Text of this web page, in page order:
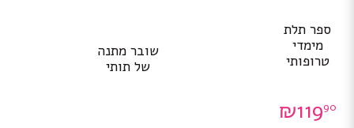
ספר תלת
מימדי
טרופותי
₪11990
שובר מתנה
של תותי